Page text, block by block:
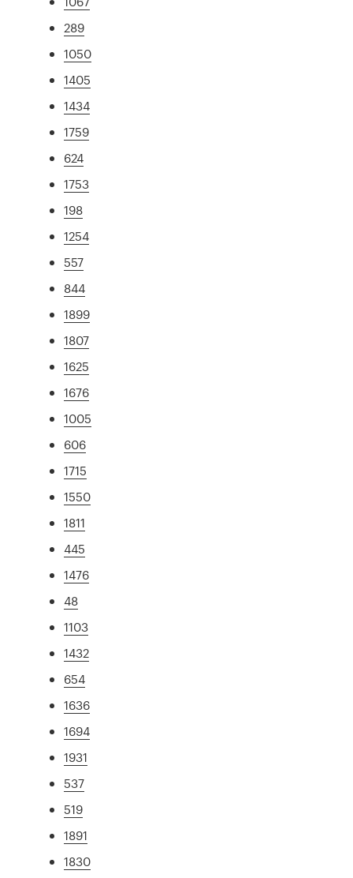
289
1050
1405
1434
1759
624
1753
198
1254
557
844
1899
1807
1625
1676
1005
606
1715
1550
1811
445
1476
48
1103
1432
654
1636
1694
1931
537
519
1891
1830